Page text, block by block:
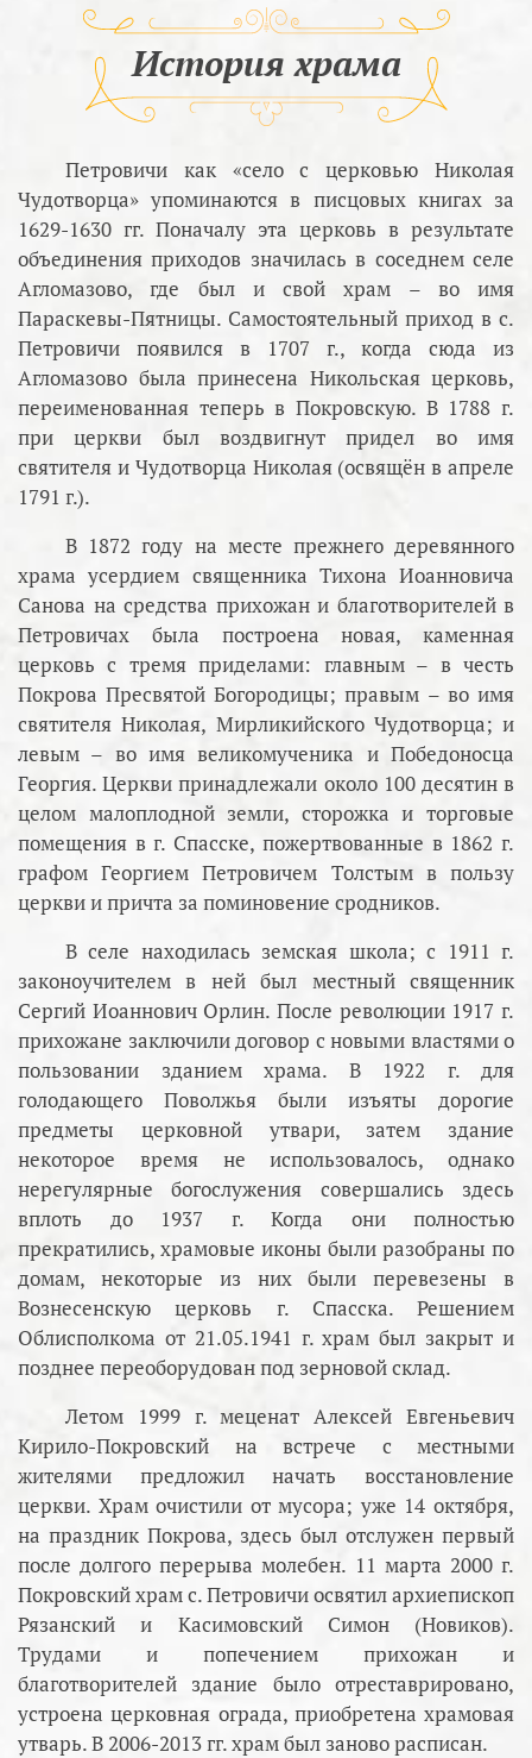
История храма
Петровичи как «село с церковью Николая
Чудотворца» упоминаются в писцовых книгах за
1629-1630 гг. Поначалу эта церковь в результате
объединения приходов значилась в соседнем селе
Агломазово, где был и свой храм – во имя
Параскевы-Пятницы. Самостоятельный приход в с.
Петровичи появился в 1707 г., когда сюда из
Агломазово была принесена Никольская церковь,
переименованная теперь в Покровскую. В 1788 г.
при церкви был воздвигнут придел во имя
святителя и Чудотворца Николая (освящён в апреле
1791 г.).
В 1872 году на месте прежнего деревянного
храма усердием священника Тихона Иоанновича
Санова на средства прихожан и благотворителей в
Петровичах была построена новая, каменная
церковь с тремя приделами: главным – в честь
Покрова Пресвятой Богородицы; правым – во имя
святителя Николая, Мирликийского Чудотворца; и
левым – во имя великомученика и Победоносца
Георгия. Церкви принадлежали около 100 десятин в
целом малоплодной земли, сторожка и торговые
помещения в г. Спасске, пожертвованные в 1862 г.
графом Георгием Петровичем Толстым в пользу
церкви и причта за поминовение сродников.
В селе находилась земская школа; с 1911 г.
законоучителем в ней был местный священник
Сергий Иоаннович Орлин. После революции 1917 г.
прихожане заключили договор с новыми властями о
пользовании зданием храма. В 1922 г. для
голодающего Поволжья были изъяты дорогие
предметы церковной утвари, затем здание
некоторое время не использовалось, однако
нерегулярные богослужения совершались здесь
вплоть до 1937 г. Когда они полностью
прекратились, храмовые иконы были разобраны по
домам, некоторые из них были перевезены в
Вознесенскую церковь г. Спасска. Решением
Облисполкома от 21.05.1941 г. храм был закрыт и
позднее переоборудован под зерновой склад.
Летом 1999 г. меценат Алексей Евгеньевич
Кирило-Покровский на встрече с местными
жителями предложил начать восстановление
церкви. Храм очистили от мусора; уже 14 октября,
на праздник Покрова, здесь был отслужен первый
после долгого перерыва молебен. 11 марта 2000 г.
Покровский храм с. Петровичи освятил архиепископ
Рязанский и Касимовский Симон (Новиков).
Трудами и попечением прихожан и
благотворителей здание было отреставрировано,
устроена церковная ограда, приобретена храмовая
утварь. В 2006-2013 гг. храм был заново расписан.